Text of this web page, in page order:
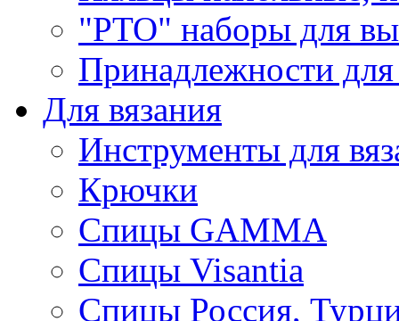
"РТО" наборы для
Принадлежности
Для вязания
Инструменты для
Крючки
Спицы GAMMA
Спицы Visantia
Спицы Россия,